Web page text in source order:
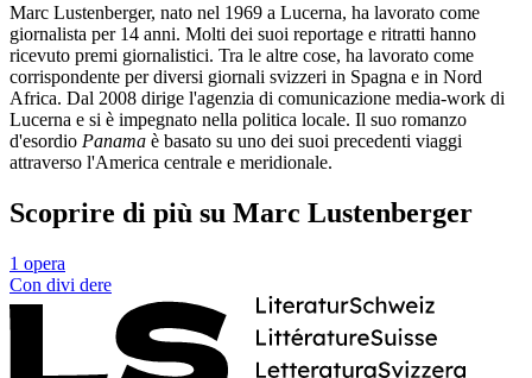
Marc Lustenberger, nato nel 1969 a Lucerna, ha lavorato come
giornalista per 14 anni. Molti dei suoi reportage e ritratti hanno
ricevuto premi giornalistici. Tra le altre cose, ha lavorato come
corrispondente per diversi giornali svizzeri in Spagna e in Nord
Africa. Dal 2008 dirige l'agenzia di comunicazione media-work di
Lucerna e si è impegnato nella politica locale. Il suo romanzo
d'esordio Panama è basato su uno dei suoi precedenti viaggi
attraverso l'America centrale e meridionale.
Scoprire di più su Marc Lustenberger
1 opera
Con divi dere